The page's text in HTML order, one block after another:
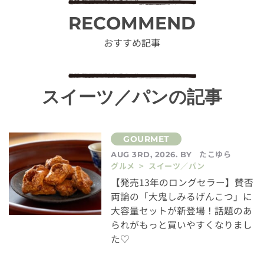
RECOMMEND
おすすめ記事
スイーツ／パンの記事
AUG 3RD, 2026. BY
たこゆら
グルメ > スイーツ／パン
【発売13年のロングセラー】賛否
両論の「大鬼しみるげんこつ」に
大容量セットが新登場！話題のあ
られがもっと買いやすくなりまし
た♡